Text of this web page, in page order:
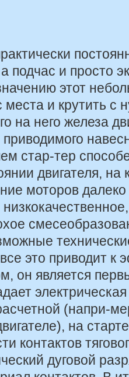
подчас и просто
этот
места и крутить с
на него железа
стар-тер
двигателя, на
моторов далеко
это приводит
он является
(напри-
на
контактов
дуговой